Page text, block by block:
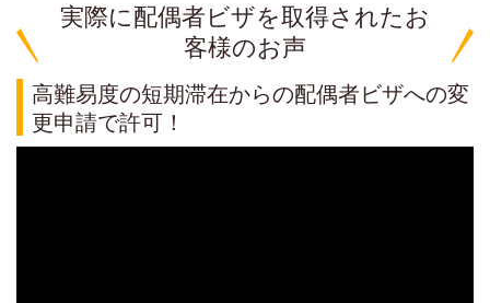
実際に配偶者ビザを取得されたお
客様のお声
高難易度の短期滞在からの配偶者ビザへの変
更申請で許可！